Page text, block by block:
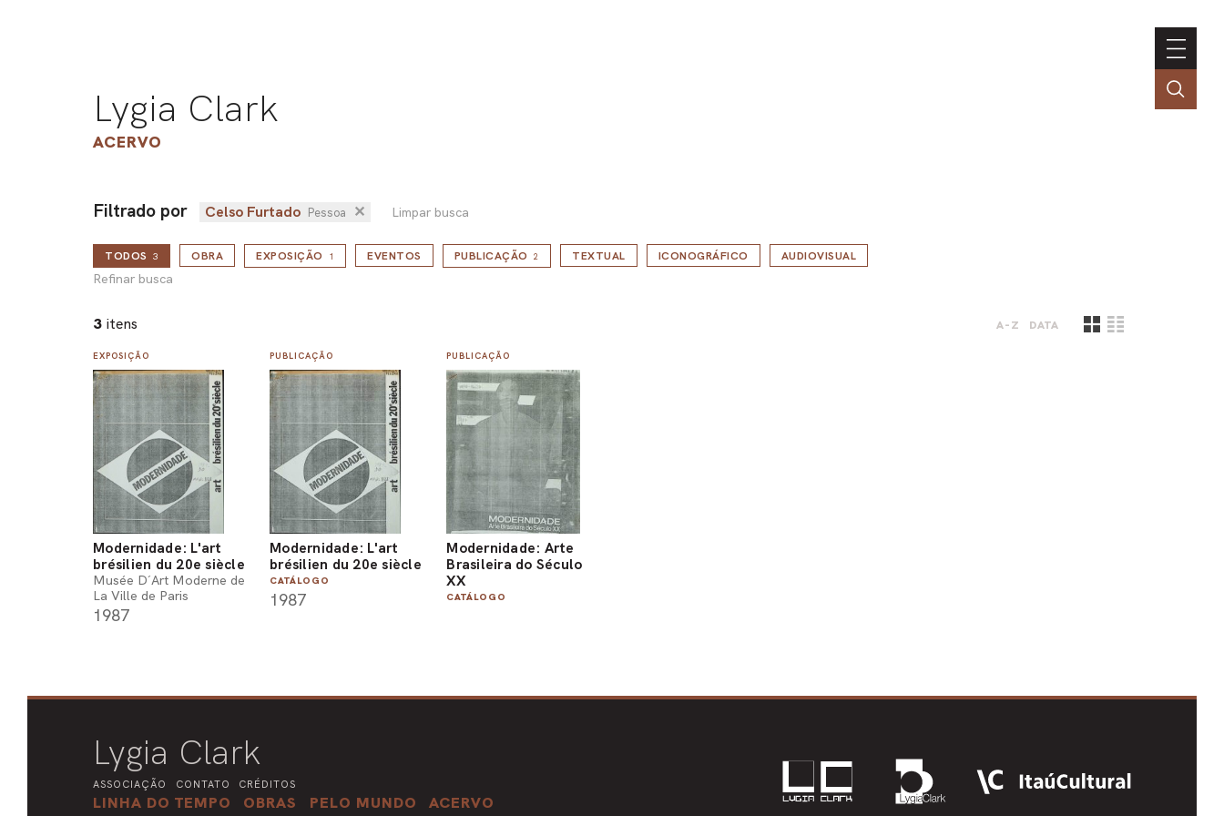
Lygia Clark
ACERVO
Filtrado por Celso Furtado Pessoa ✕ Limpar busca
TODOS 3
Refinar busca
OBRA EXPOSIÇÃO 1 EVENTOS PUBLICAÇÃO 2 TEXTUAL ICONOGRÁFICO AUDIOVISUAL
3 itens A-Z DATA
EXPOSIÇÃO
Modernidade: L'art
brésilien du 20e siècle
Musée D´Art Moderne de
La Ville de Paris
1987
PUBLICAÇÃO
Modernidade: L'art
brésilien du 20e siècle
CATÁLOGO
1987
PUBLICAÇÃO
Modernidade: Arte
Brasileira do Século
XX
CATÁLOGO
Lygia Clark
ASSOCIAÇÃO CONTATO CRÉDITOS
LINHA DO TEMPO OBRAS PELO MUNDO ACERVO